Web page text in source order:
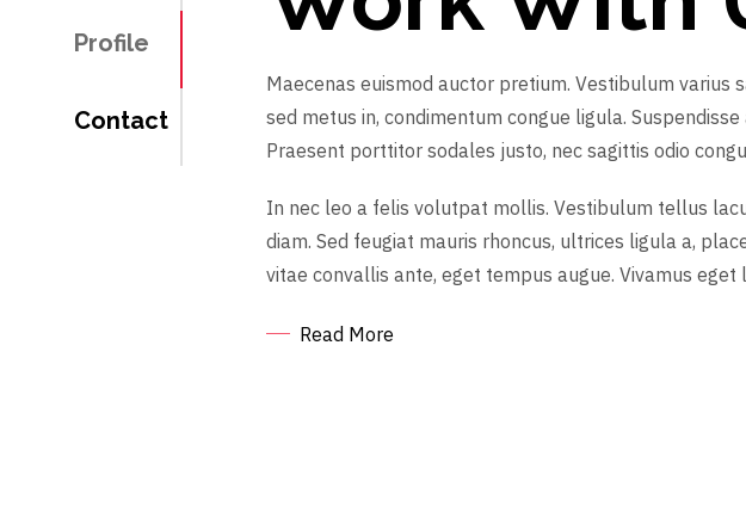
Profile
Contact
Maecenas euismod auctor pretium. Vestibulum varius
sed metus in, condimentum congue ligula.
Praesent porttitor sodales justo, nec sagittis odio
In nec leo a felis volutpat mollis. Vestibulum tellus
diam. Sed feugiat mauris rhoncus, ultrices ligula a,
vitae convallis ante, eget tempus augue. Vivamus
Read More